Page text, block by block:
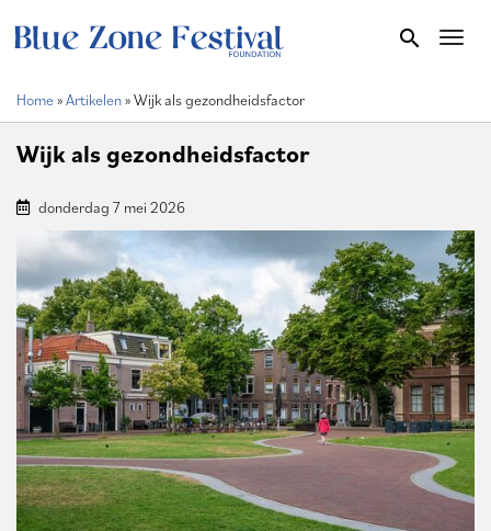
en
de
gaan
search
Home Artikelen Wijk als gezondheidsfactor
Wijk als gezondheidsfactor
donderdag 7 mei 2026